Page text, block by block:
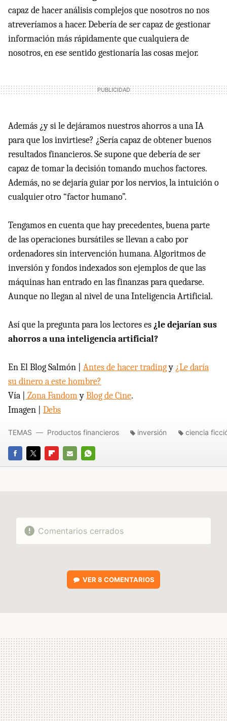
capaz de hacer análisis complejos que nosotros no nos
atreveríamos a hacer. Debería de ser capaz de gestionar
información más rápidamente que cualquiera de
nosotros, en ese sentido gestionaría las cosas mejor.
Además ¿y si le dejáramos nuestros ahorros a una IA
para que los invirtiese? ¿Sería capaz de obtener buenos
resultados financieros. Se supone que debería de ser
capaz de tomar la decisión tomando muchos factores.
Además, no se dejaría guiar por los nervios, la intuición o
cualquier otro “factor humano”.
Tengamos en cuenta que hay precedentes, buena parte
de las operaciones bursátiles se llevan a cabo por
ordenadores sin intervención humana. Algoritmos de
inversión y fondos indexados son ejemplos de que las
máquinas han entrado en las finanzas para quedarse.
Aunque no llegan al nivel de una Inteligencia Artificial.
Así que la pregunta para los lectores es ¿le dejarían sus
ahorros a una inteligencia artificial?
En El Blog Salmón | Antes de hacer tradingy ¿Le daría
su dinero a este hombre?
Vía |
Zona FandomyBlog de Cine.
Imagen | Debs
FACEBOOK
TWITTERFLIPBOARD
E-
WHATSAPP
TEMAS Productos financieros inversión ciencia
Comentarios cerrados
VER 8 COMENTARIOS